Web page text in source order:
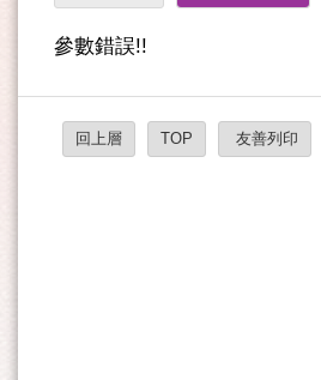
參數錯誤!!
回上層 TOP 友善列印